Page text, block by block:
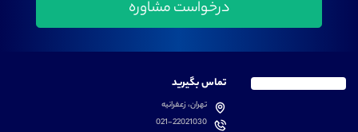
تماس بگیرید
تهران، زعفرانیه
021-22021030